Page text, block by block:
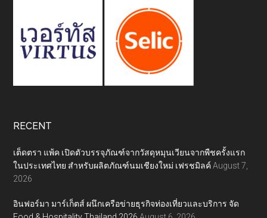
RECENT
เต็ดตรา แพ้ค เปิดตัวบรรจุภัณฑ์จากวัสดุหมุนเวียนจากพืชครั้งแรก
ในประเทศไทย สำหรับผลิตภัณฑ์นมเชียงใหม่ เฟรชมิลค์ August 7,
2026
อินฟอร์มา มาร์เก็ตส์ ผนึกเครือข่ายธุรกิจท่องเที่ยวและบริการ จัด